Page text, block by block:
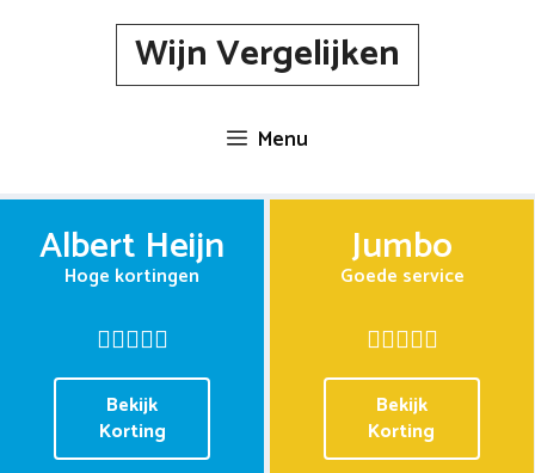
Wijn Vergelijken
Menu
Albert Heijn
Hoge kortingen
Bekijk
Korting
Jumbo
Goede service
Bekijk
Korting